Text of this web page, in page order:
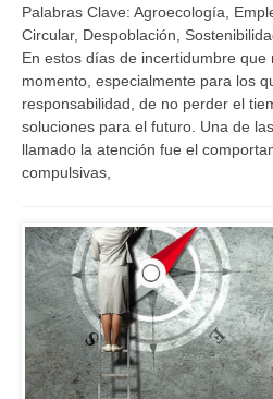
Palabras Clave: Agroecología,
Circular, Despoblación,
En estos días de incertidumbre que
momento, especialmente para los
responsabilidad, de no perder el
soluciones para el futuro. Una de
llamado la atención fue el
compulsivas,